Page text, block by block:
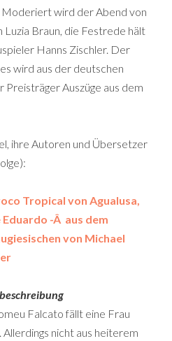
wird der Abend von
Braun, die Festrede hält
Hanns Zischler. Der
wird aus der deutschen
Preisträger Auszüge aus dem
ihre Autoren und Übersetzer
Tropical von Agualusa,
Eduardo -Â aus dem
von Michael
Falcato fällt eine Frau
nicht aus heiterem